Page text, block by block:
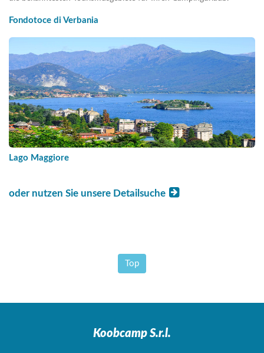
Fondotoce di Verbania
Lago Maggiore
oder nutzen Sie unsere Detailsuche
Top
Koobcamp S.r.l.